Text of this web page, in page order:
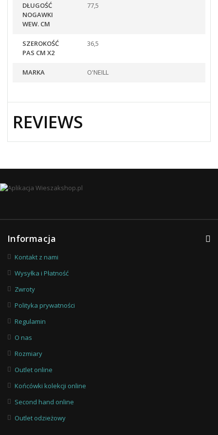
DŁUGOŚĆ
NOGAWKI
WEW. CM
77,5
SZEROKOŚĆ
PAS CM X2
36,5
MARKA O'NEILL
REVIEWS
Informacja
Kontakt z nami
Wysyłka i Płatność
Zwroty
Polityka prywatności
Regulamin
O nas
Rozmiary
Outlet online
Końcówki kolekcji online
Second hand online
Outlet odzieżowy